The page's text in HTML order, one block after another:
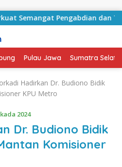
Pengabdian dan Tingkatkan
Pulau Jawa Sumatra
Hadirkan Dr. Budiono Bidik
KPU Metro
2024
Dr. Budiono Bidik
Komisioner